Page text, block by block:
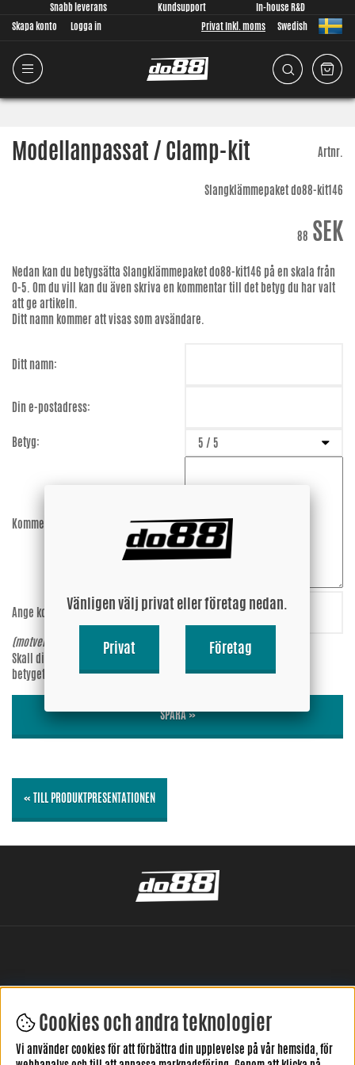
Snabb leverans Kundsupport
In-house R&D
Skapa konto
Logga in Privat Inkl. moms Swedish
Modellanpassat / Clamp-kit Artnr.
Slangklämmepaket do88-kit146
88 SEK
Nedan kan du betygsätta Slangklämmepaket do88-kit146 på en skala från
0-5. Om du vill kan du även skriva en kommentar till det betyg du har valt
att ge artikeln.
Ditt namn kommer att visas som avsändare.
Ditt namn:
Din e-postadress:
Betyg:
Kommentar:
Ange koden:W3PCZ2
(motverkar spam)
Skall din epost-adress synas vid
betyget?
Nej
SPARA »
« TILL PRODUKTPRESENTATIONEN
LÄMNA DIN RECENSION HÄR
Cookies och andra teknologier
Vi använder cookies för att förbättra din upplevelse på vår hemsida, för
Vänligen välj privat eller företag nedan.
Privat Företag